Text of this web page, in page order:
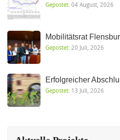
Gepostet:04 August, 2026
Mobilitätsrat
Gepostet: 20 Juli, 2026
Erfolgreicher
Gepostet: 13 Juli, 2026